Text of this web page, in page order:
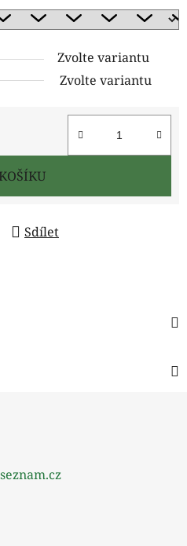
Zvolte variantu
Zvolte variantu
Sdílet
seznam.cz